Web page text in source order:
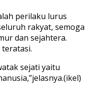
perilaku lurus
rakyat, semoga
dan sejahtera.
sejati yaitu